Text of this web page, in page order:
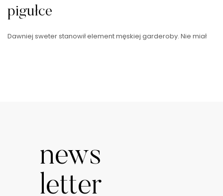
pigułce
Dawniej sweter stanowił element męskiej garderoby. Nie miał
news
letter